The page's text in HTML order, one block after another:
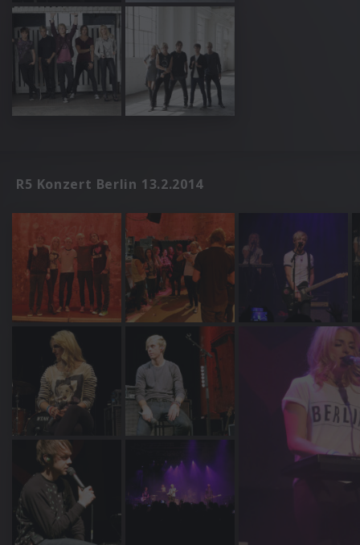
R5 Konzert Berlin 13.2.2014